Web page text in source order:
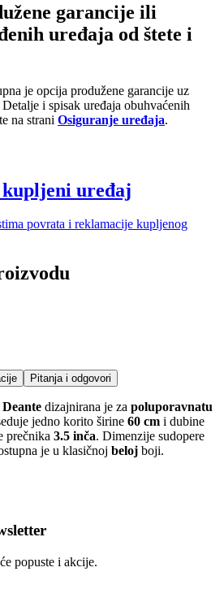
garancije ili
uređaja od štete i
je opcija produžene garancije uz
i spisak uređaja obuhvaćenih
na strani Osiguranje uređaja.
uređaj
povrata i reklamacije kupljenog
Pitanja i odgovori
Deante dizajnirana je za poluporavnatu
jedno korito širine 60 cm i dubine
prečnika 3.5 inča. Dimenzije sudopere
je u klasičnoj belој boji.
popuste i akcije.